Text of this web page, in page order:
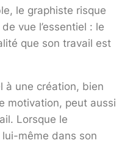
le graphiste risque
vue l’essentiel : le
que son travail est
à une création, bien
motivation, peut aussi
Lorsque le
même dans son